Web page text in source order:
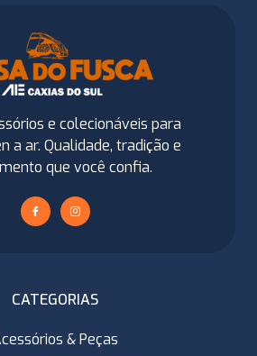
e colecionáveis para
a ar. Qualidade, tradição e
que você confia.
CATEGORIAS
& Peças